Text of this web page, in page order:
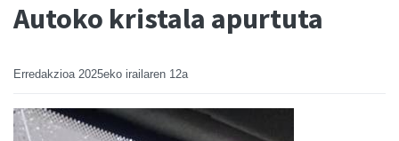
Autoko kristala apurtuta
Erredakzioa 2025eko irailaren 12a